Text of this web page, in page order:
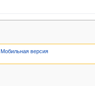
Мобильная версия